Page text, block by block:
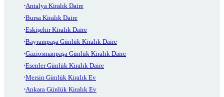
Antalya Kiralık Daire
Bursa Kiralık Daire
Eskişehir Kiralık Daire
Bayrampaşa Günlük Kiralık Daire
Gaziosmanpaşa Günlük Kiralık Daire
Esenler Günlük Kiralık Daire
Mersin Günlük Kiralık Ev
Ankara Günlük Kiralık Ev